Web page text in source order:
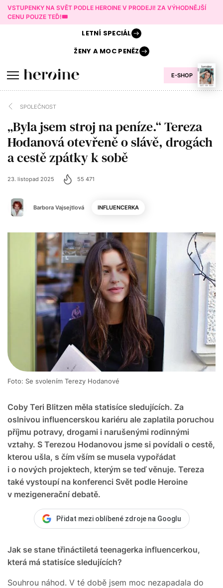
VSTUPENKY NA SVĚT PODLE HEROINE V PRODEJI! ZA VÝHODNĚJŠÍ
CENU POUZE TEĎ!🎟️
E-SHOP
LETNÍ SPECIÁL
ŽENY AMOC PENĚZ
SPOLEČNOST
„Byla jsem stroj na peníze.“ Tereza
Hodanová otevřeně o slávě, drogách
a cestě zpátky k sobě
Barbora Vajsejtlová
23. listopad 2025 55 471
INFLUENCERKA
Coby Teri Blitzen měla statisíce sledujících. Za
oslnivou influencerskou kariéru ale zaplatila poruchou
příjmu potravy, drogami i narušenými rodinnými
vztahy. S Terezou Hodanovou jsme si povídali o cestě,
kterou ušla, s čím vším se musela vypořádat
i o nových projektech, kterým se teď věnuje. Tereza
také vystoupí na konferenci Svět podle Heroine
v mezigenerační debatě.
Foto: Se svolením Terezy Hodanové
Přidat mezi oblíbené zdroje na Googlu
Jak se stane třináctiletá teenagerka influencerkou,
která má statisíce sledujících?
Souhrou náhod. V té době jsem moc nezapadala do